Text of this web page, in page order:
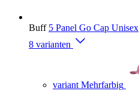
Buff 5 Panel Go Cap Unisex
8 varianten
variant Mehrfarbig